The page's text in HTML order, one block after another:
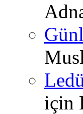
için